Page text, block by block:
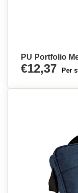
PU Portfolio
€12,37 Per